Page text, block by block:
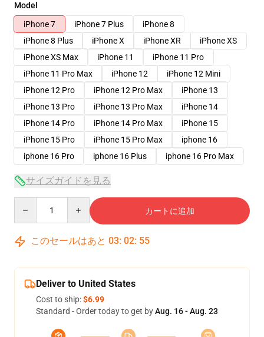
Model
iPhone 7
iPhone 7 Plus
iPhone 8
iPhone 8 Plus
iPhone X iPhone XR
iPhone XS
iPhone XS Max
iPhone 11
iPhone 11 Pro
iPhone 11 Pro Max
iPhone 12
iPhone 12 Mini
iPhone 12 Pro
iPhone 12 Pro Max
iPhone 13
iPhone 13 Pro
iPhone 13 Pro Max
iPhone 14
iPhone 14 Pro
iPhone 14 Pro Max
iPhone 15
iPhone 15 Pro
iPhone 15 Pro Max
iphone 16
iphone 16 Pro
iphone 16 Plus iphone 16 Pro Max
サイズガイドを見る
カートに追加
このセールはあと 03: 02: 54
Deliver to United States
Cost to ship:$6.99
Standard - Order today to get byAug. 16 - Aug. 23